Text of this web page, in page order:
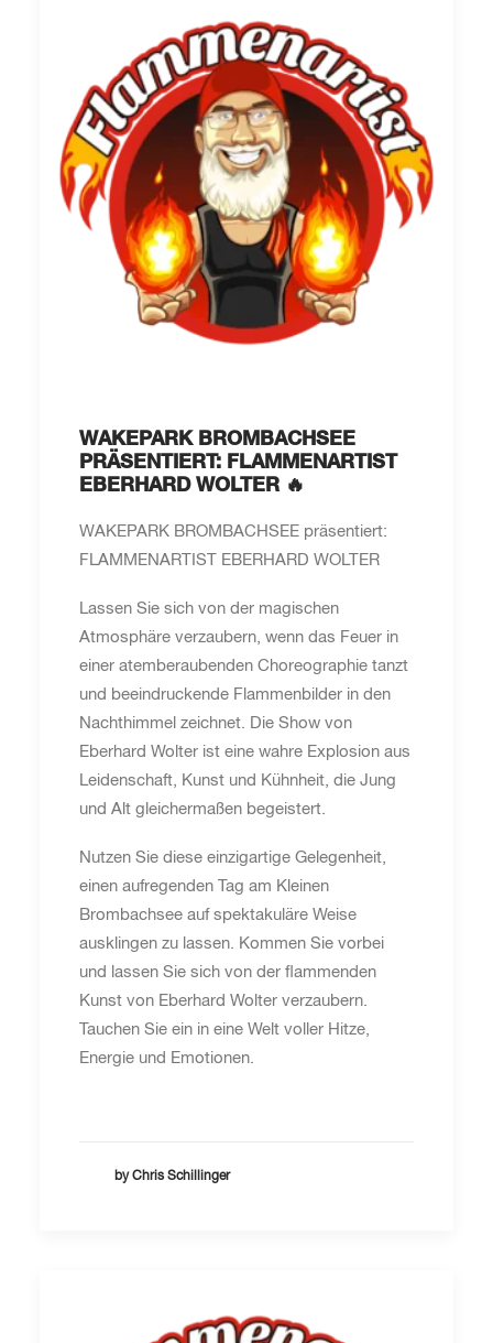
WAKEPARK BROMBACHSEE
PRÄSENTIERT: FLAMMENARTIST
EBERHARD WOLTER 🔥
WAKEPARK BROMBACHSEE präsentiert:
FLAMMENARTIST EBERHARD WOLTER
Lassen Sie sich von der magischen
Atmosphäre verzaubern, wenn das Feuer in
einer atemberaubenden Choreographie tanzt
und beeindruckende Flammenbilder in den
Nachthimmel zeichnet. Die Show von
Eberhard Wolter ist eine wahre Explosion aus
Leidenschaft, Kunst und Kühnheit, die Jung
und Alt gleichermaßen begeistert.
Nutzen Sie diese einzigartige Gelegenheit,
einen aufregenden Tag am Kleinen
Brombachsee auf spektakuläre Weise
ausklingen zu lassen. Kommen Sie vorbei
und lassen Sie sich von der flammenden
Kunst von Eberhard Wolter verzaubern.
Tauchen Sie ein in eine Welt voller Hitze,
Energie und Emotionen.
by Chris Schillinger